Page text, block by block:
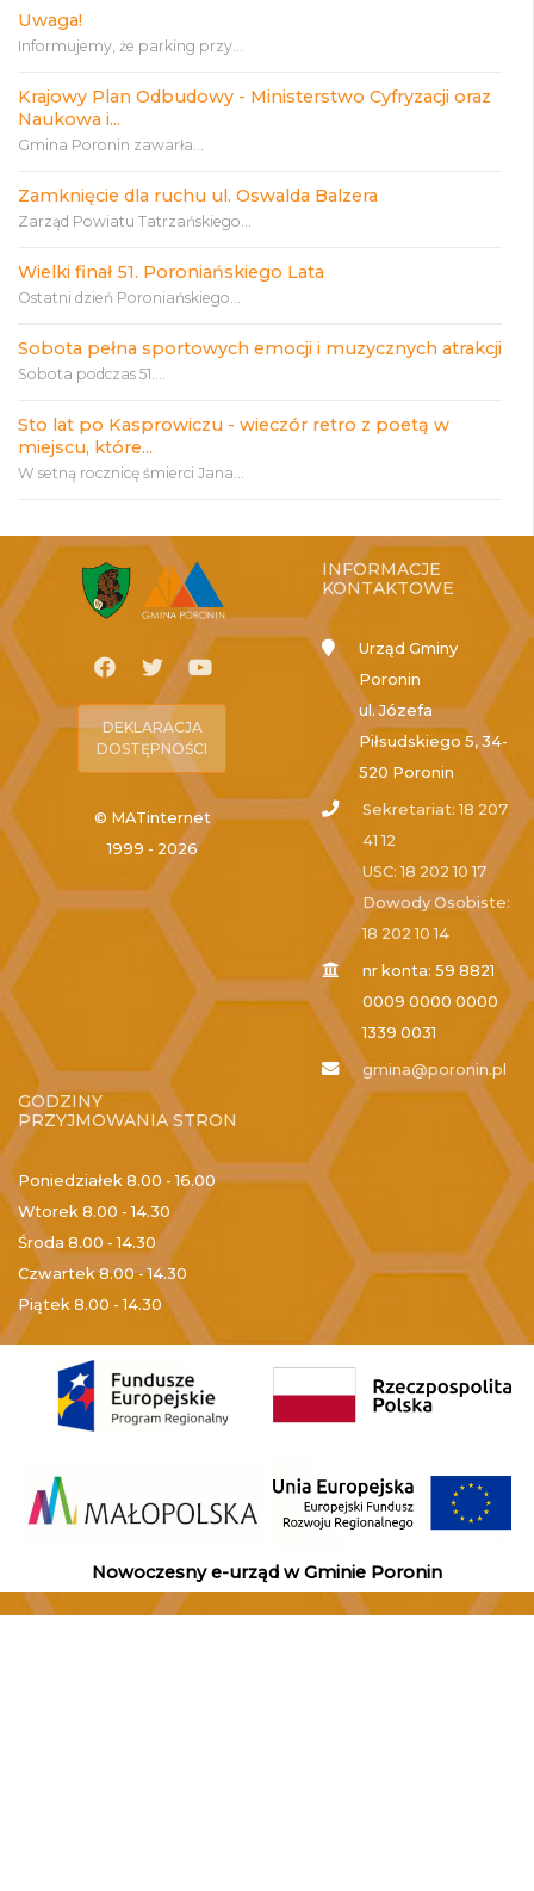
Uwaga!
Informujemy, że parking przy...
Krajowy Plan Odbudowy - Ministerstwo Cyfryzacji oraz
Naukowa i...
Gmina Poronin zawarła...
Zamknięcie dla ruchu ul. Oswalda Balzera
Zarząd Powiatu Tatrzańskiego...
Wielki finał 51. Poroniańskiego Lata
Ostatni dzień Poroniańskiego...
Sobota pełna sportowych emocji i muzycznych atrakcji
Sobota podczas 51....
Sto lat po Kasprowiczu - wieczór retro z poetą w
miejscu, które...
W setną rocznicę śmierci Jana...
DEKLARACJA
DOSTĘPNOŚCI
© MATinternet
1999 - 2026
INFORMACJE
KONTAKTOWE
Urząd Gminy
Poronin
ul. Józefa
Piłsudskiego 5, 34-
520 Poronin
Sekretariat: 18 207
41 12
USC: 18 202 10 17
Dowody Osobiste:
18 202 10 14
nr konta: 59 8821
0009 0000 0000
1339 0031
gmina@poronin.pl
GODZINY
PRZYJMOWANIA STRON
Poniedziałek 8.00 - 16.00
Wtorek 8.00 - 14.30
Środa 8.00 - 14.30
Czwartek8.00 - 14.30
Piątek 8.00 - 14.30
Nowoczesny e-urząd w Gminie Poronin